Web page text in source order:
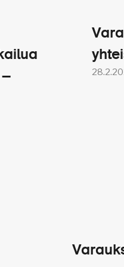
ja tilavat